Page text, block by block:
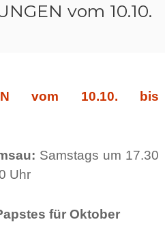
vom 10.10.
vom 10.10. bis
Samstags um 17.30
Uhr
für Oktober